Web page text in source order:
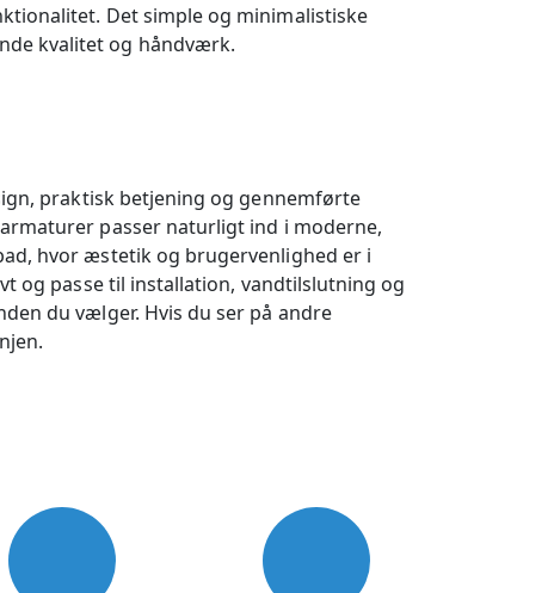
Det simple og minimalistiske
kvalitet og håndværk.
praktisk betjening og gennemførte
passer naturligt ind i moderne,
hvor æstetik og brugervenlighed er i
og passe til installation, vandtilslutning og
du vælger. Hvis du ser på andre